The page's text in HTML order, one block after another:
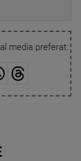
media preferat: